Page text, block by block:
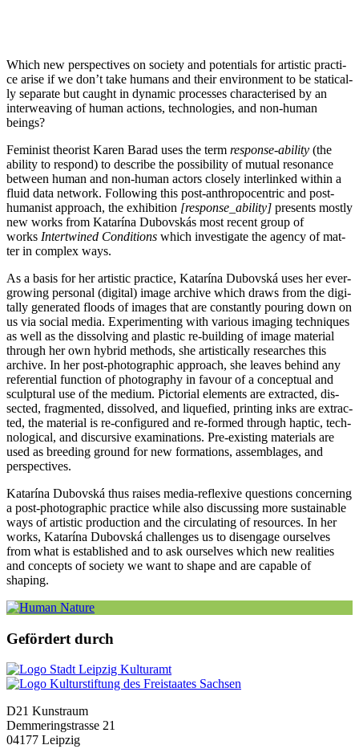
Which new per­spec­ti­ves on socie­ty and poten­ti­als for artis­tic prac­ti­
ce ari­se if we don’t take humans and their envi­ron­ment to be sta­ti­cal­
ly sepa­ra­te but caught in dyna­mic pro­ces­ses cha­rac­te­ri­sed by an
inter­wea­ving of human actions, tech­no­lo­gies, and non-human
beings?
Feminist theo­rist Karen Barad uses the term respon­se-abili­ty (the
abili­ty to respond) to descri­be the pos­si­bi­li­ty of mutu­al reso­nan­ce
bet­ween human and non-human actors clo­se­ly inter­lin­ked within a
flu­id data net­work. Following this post-anthro­po­cen­tric and post-
huma­nist approach, the exhi­bi­ti­on [response_ability] pres­ents most­ly
new works from Katarína Dubovskás most recent group of
works Intertwined Conditions which inves­ti­ga­te the agen­cy of mat­
ter in com­plex ways.
As a basis for her artis­tic prac­ti­ce, Katarína Dubovská uses her ever-
gro­wing per­so­nal (digi­tal) image archi­ve which draws from the digi­
tal­ly gene­ra­ted floods of images that are con­stant­ly pou­ring down on
us via social media. Experimenting with various ima­ging tech­ni­ques
as well as the dis­sol­ving and pla­s­tic re-buil­ding of image mate­ri­al
through her own hybrid methods, she artis­ti­cal­ly rese­ar­ches this
archi­ve. In her post-pho­to­gra­phic approach, she lea­ves behind any
refe­ren­ti­al func­tion of pho­to­gra­phy in favour of a con­cep­tu­al and
sculp­tu­ral use of the medi­um. Pictorial ele­ments are extra­c­ted, dis­
sec­ted, frag­men­ted, dis­sol­ved, and lique­fied, prin­ting inks are extra­c­
ted, the mate­ri­al is re-con­fi­gu­red and re-for­med through hap­tic, tech­
no­lo­gi­cal, and dis­cur­si­ve exami­na­ti­ons. Pre-exis­ting mate­ri­als are
used as bree­ding ground for new for­ma­ti­ons, assem­bla­ges, and
perspectives.
Katarína Dubovská thus rai­ses media-refle­xi­ve ques­ti­ons con­cer­ning
a post-pho­to­gra­phic prac­ti­ce while also dis­cus­sing more sus­tainable
ways of artis­tic pro­duc­tion and the cir­cu­la­ting of resour­ces. In her
works, Katarína Dubovská chal­lenges us to dis­en­ga­ge our­sel­ves
from what is estab­lished and to ask our­sel­ves which new rea­li­ties
and con­cepts of socie­ty we want to shape and are capa­ble of
shaping.
Gefördert durch
D21 Kunstraum
Demmeringstrasse 21
04177 Leipzig